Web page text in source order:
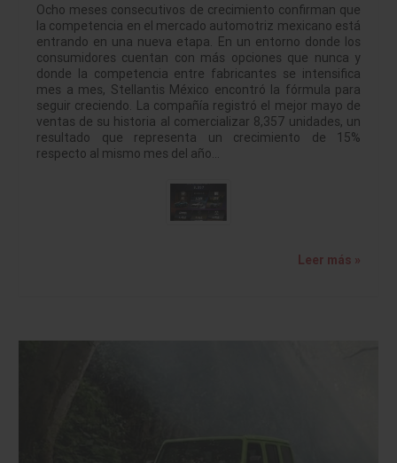
Ocho meses consecutivos de crecimiento confirman que
la competencia en el mercado automotriz mexicano está
entrando en una nueva etapa. En un entorno donde los
consumidores cuentan con más opciones que nunca y
donde la competencia entre fabricantes se intensifica
mes a mes, Stellantis México encontró la fórmula para
seguir creciendo. La compañía registró el mejor mayo de
ventas de su historia al comercializar 8,357 unidades, un
resultado que representa un crecimiento de 15%
respecto al mismo mes del año…
Leer más »